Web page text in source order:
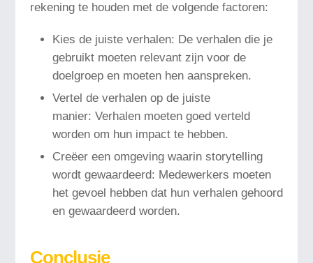
rekening te houden met de volgende factoren:
Kies de juiste verhalen: De verhalen die je
gebruikt moeten relevant zijn voor de
doelgroep en moeten hen aanspreken.
Vertel de verhalen op de juiste
manier: Verhalen moeten goed verteld
worden om hun impact te hebben.
Creëer een omgeving waarin storytelling
wordt gewaardeerd: Medewerkers moeten
het gevoel hebben dat hun verhalen gehoord
en gewaardeerd worden.
Conclusie